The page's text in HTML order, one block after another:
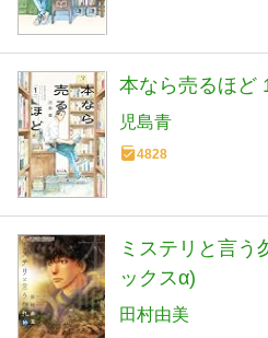
本なら売るほど
児島青
4828
ミステリと言う
ックスα)
田村由美